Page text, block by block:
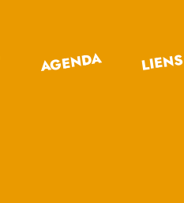
AGENDA LIENS